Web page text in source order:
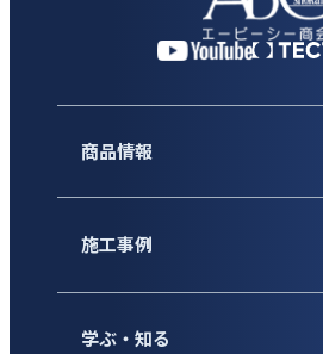
商品情報
施工事例
学ぶ・知る